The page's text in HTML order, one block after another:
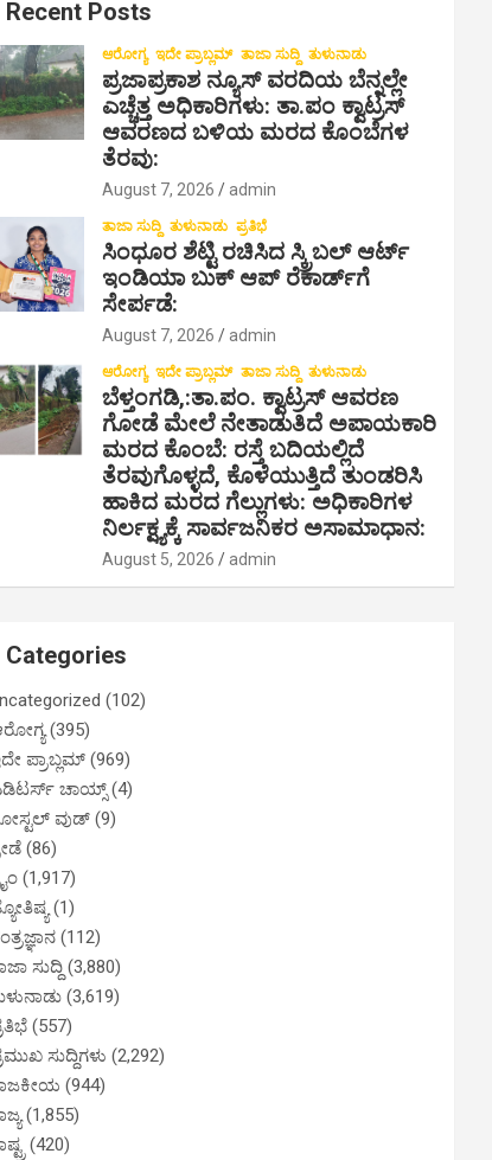
Recent Posts
ಆರೋಗ್ಯ ಇದೇ ಪ್ರಾಬ್ಲಮ್ ತಾಜಾ ಸುದ್ದಿ ತುಳುನಾಡು
ಪ್ರಜಾಪ್ರಕಾಶ ನ್ಯೂಸ್ ವರದಿಯ ಬೆನ್ನಲ್ಲೇ
ಎಚ್ಚೆತ್ತ ಅಧಿಕಾರಿಗಳು: ತಾ.ಪಂ ಕ್ವಾಟ್ರಸ್
ಆವರಣದ ಬಳಿಯ ಮರದ ಕೊಂಬೆಗಳ
ತೆರವು:
August 7, 2026 admin
ತಾಜಾ ಸುದ್ದಿ ತುಳುನಾಡು ಪ್ರತಿಭೆ
ಸಿಂಧೂರ ಶೆಟ್ಟಿ ರಚಿಸಿದ ಸ್ಕ್ರಿಬಲ್ ಆರ್ಟ್
ಇಂಡಿಯಾ ಬುಕ್ ಆಪ್ ರೆಕಾರ್ಡ್‌ಗೆ
ಸೇರ್ಪಡೆ:
August 7, 2026 admin
ಆರೋಗ್ಯ ಇದೇ ಪ್ರಾಬ್ಲಮ್ ತಾಜಾ ಸುದ್ದಿ ತುಳುನಾಡು
ಬೆಳ್ತಂಗಡಿ,:ತಾ.ಪಂ‌. ಕ್ವಾಟ್ರಸ್ ಆವರಣ
ಗೋಡೆ ಮೇಲೆ ನೇತಾಡುತಿದೆ ಅಪಾಯಕಾರಿ
ಮರದ ಕೊಂಬೆ: ರಸ್ತೆ ಬದಿಯಲ್ಲಿದೆ
ತೆರವುಗೊಳ್ಳದೆ, ಕೊಳೆಯುತ್ತಿದೆ ತುಂಡರಿಸಿ
ಹಾಕಿದ ಮರದ ಗೆಲ್ಲುಗಳು: ಅಧಿಕಾರಿಗಳ
ನಿರ್ಲಕ್ಷ್ಯಕ್ಕೆ ಸಾರ್ವಜನಿಕರ ಅಸಾಮಾಧಾನ:
August 5, 2026 admin
Categories
(102)
(395)
ಪ್ರಾಬ್ಲಮ್ (969)
ಚಾಯ್ಸ್(4)
ವುಡ್ (9)
(86)
(1,917)
(1)
(112)
ಸುದ್ದಿ (3,880)
(3,619)
(557)
ಸುದ್ದಿಗಳು (2,292)
(944)
(1,855)
(420)